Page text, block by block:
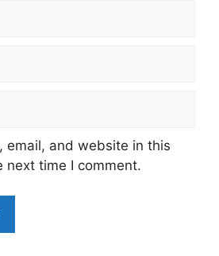
email, and website in this
next time I comment.